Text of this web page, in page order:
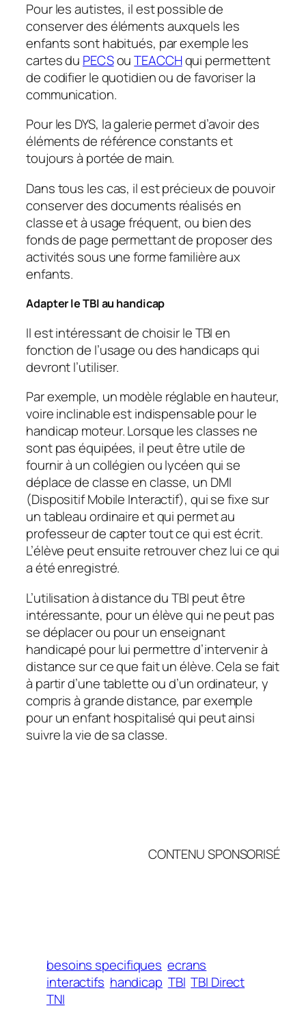
Pour les autistes, il est possible de
conserver des éléments auxquels les
enfants sont habitués, par exemple les
cartes du PECSouTEACCHqui permettent
de codifier le quotidien ou de favoriser la
communication.
Pour les DYS, la galerie permet d’avoir des
éléments de référence constants et
toujours à portée de main.
Dans tous les cas, il est précieux de pouvoir
conserver des documents réalisés en
classe et à usage fréquent, ou bien des
fonds de page permettant de proposer des
activités sous une forme familière aux
enfants.
Adapter le TBI au handicap
Il est intéressant de choisir le TBI en
fonction de l’usage ou des handicaps qui
devront l’utiliser.
Par exemple, un modèle réglable en hauteur,
voire inclinable est indispensable pour le
handicap moteur. Lorsque les classes ne
sont pas équipées, il peut être utile de
fournir à un collégien ou lycéen qui se
déplace de classe en classe, un DMI
(Dispositif Mobile Interactif), qui se fixe sur
un tableau ordinaire et qui permet au
professeur de capter tout ce qui est écrit.
L’élève peut ensuite retrouver chez lui ce qui
a été enregistré.
L’utilisation à distance du TBI peut être
intéressante, pour un élève qui ne peut pas
se déplacer ou pour un enseignant
handicapé pour lui permettre d’intervenir à
distance sur ce que fait un élève. Cela se fait
à partir d’une tablette ou d’un ordinateur, y
compris à grande distance, par exemple
pour un enfant hospitalisé qui peut ainsi
suivre la vie de sa classe.
CONTENU SPONSORISÉ
besoins specifiques ecrans
interactifs handicap TBI TBI Direct
TNI